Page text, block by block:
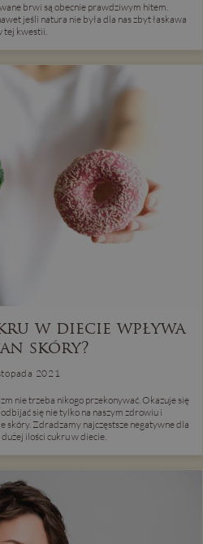
brwi są obecnie prawdziwym hitem.
jeśli natura nie była dla nas zbyt łaskawa
tej kwestii.
w diecie wpływa
skóry?
2021
nie trzeba nikogo przekonywać. Okazuje się
się nie tylko na naszym zdrowiu i
skóry. Zdradzamy najczęstsze negatywne dla
ilości cukru w diecie.